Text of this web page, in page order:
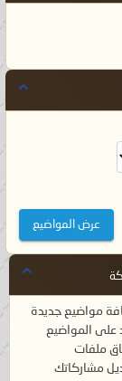
مواضيع جديدة
على المواضيع
ملفات
مشاركاتك